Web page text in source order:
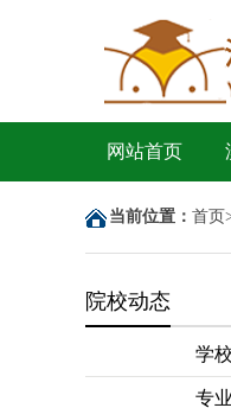
网站首页
当前位置： 首页
院校动态
学
专